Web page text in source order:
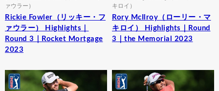
ァウラー）
Rickie Fowler（リッキー・フ
ァウラー） Highlights｜
Round 3｜Rocket Mortgage
2023
キロイ）
Rory McIlroy（ローリー・マ
キロイ） Highlights｜Round
3｜the Memorial 2023